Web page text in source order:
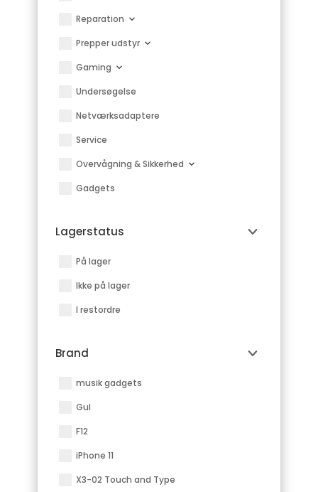
Reparation
Prepper udstyr
Gaming
Undersøgelse
Netværksadaptere
Service
Overvågning & Sikkerhed
Gadgets
Lagerstatus
På lager
Ikke på lager
I restordre
Brand
musik gadgets
Gul
F12
iPhone 11
X3-02 Touch and Type